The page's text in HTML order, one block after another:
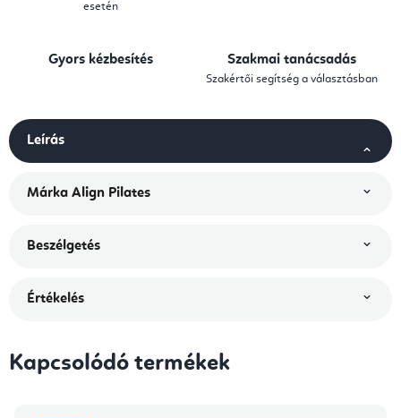
esetén
Gyors kézbesítés Szakmai tanácsadás
Szakértői segítség a választásban
Leírás
Márka Align Pilates
Beszélgetés
Értékelés
Kapcsolódó termékek